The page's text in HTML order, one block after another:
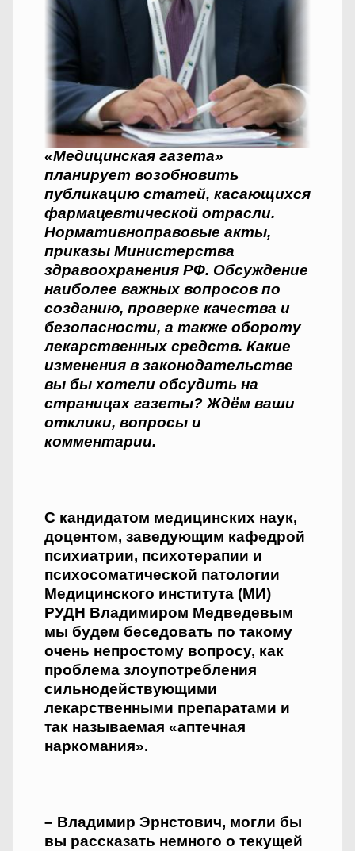
«Медицинская газета»
планирует возобновить
публикацию статей, касающихся
фармацевтической отрасли.
Нормативно­правовые акты,
приказы Министерства
здравоохранения РФ. Обсуждение
наиболее важных вопросов по
созданию, проверке качества и
безопасности, а также обороту
лекарственных средств. Какие
изменения в законодательстве
вы бы хотели обсудить на
страницах газеты? Ждём ваши
отклики, вопросы и
комментарии.
С кандидатом медицинских наук,
доцентом, заведующим кафедрой
психиатрии, психотерапии и
психосоматичес­кой патологии
Медицинского института (МИ)
РУДН Владимиром Медведевым
мы будем беседовать по такому
очень непростому вопросу, как
проблема злоупотребления
сильнодействующими
лекарственными препаратами и
так называемая «аптечная
наркомания».
– Владимир Эрнстович, могли бы
вы рассказать немного о текущей